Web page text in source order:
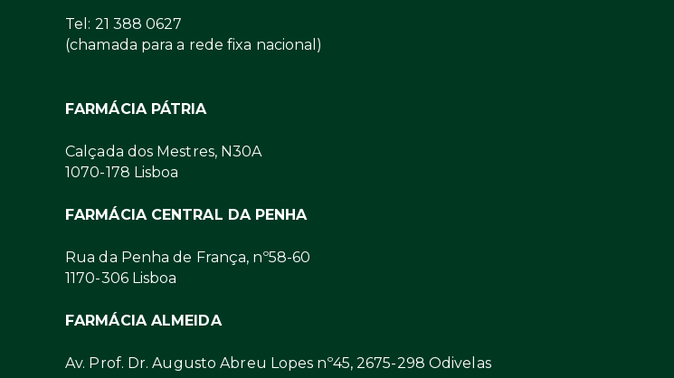
Tel: 21 388 0627
(chamada para a rede fixa nacional)
FARMÁCIA PÁTRIA
Calçada dos Mestres, N30A
1070-178 Lisboa
FARMÁCIA CENTRAL DA PENHA
Rua da Penha de França, nº58-60
1170-306 Lisboa
FARMÁCIA ALMEIDA
Av. Prof. Dr. Augusto Abreu Lopes nº45, 2675-298 Odivelas